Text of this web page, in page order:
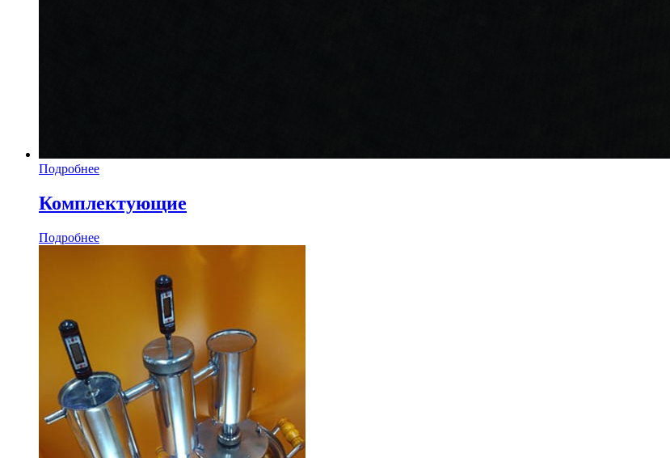
Подробнее
Комплектующие
Подробнее